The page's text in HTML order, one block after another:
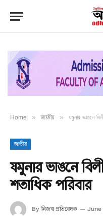
Home » জাতীয় » যমুনার ভাঙনে
জাতীয়
যমুনার ভাঙনে
শতাধিক পরিবার
By নিজস্ব প্রতিবেদক June